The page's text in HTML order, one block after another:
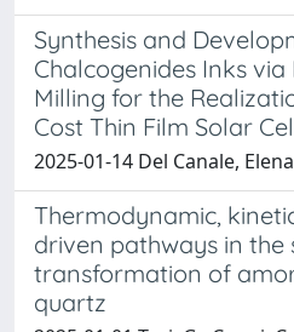
Synthesis and
Chalcogenides Inks
Milling for the
Cost Thin Film Solar
2025-01-14 Del Canale, Elena
Thermodynamic,
driven pathways in the
transformation of
quartz